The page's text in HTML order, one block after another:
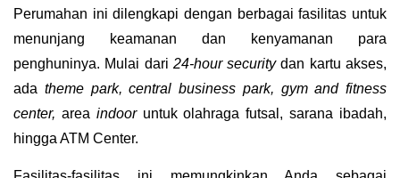
Perumahan ini dilengkapi dengan berbagai fasilitas untuk
menunjang keamanan dan kenyamanan para
penghuninya. Mulai dari 24-hour security dan kartu akses,
ada theme park, central business park, gym and fitness
center, area indoor untuk olahraga futsal, sarana ibadah,
hingga ATM Center.